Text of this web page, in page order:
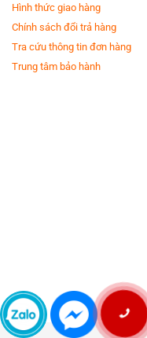
Hình thức giao hàng
Chính sách đổi trả hàng
Tra cứu thông tin đơn hàng
Trung tâm bảo hành